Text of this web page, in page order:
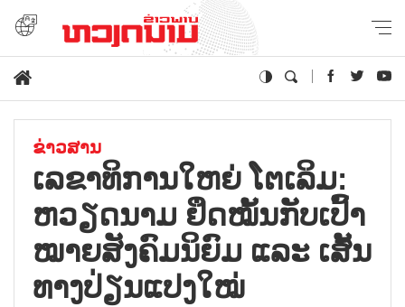
ຂ່າວສານ
ເລ​ຂາ​ທິ​ການ​ໃຫຍ່ ໂຕ​ເລິມ:
ຫວຽດ​ນາມ ຢຶດ​ໝັ້ນ​ກັບ​ເປົ້າ​
ໝາຍ​ສັງ​ຄົມ​ນິ​ຍົມ ແລະ ເສັ້ນ​
ທາງ​ປ່ຽນ​ແປງ​ໃໝ່